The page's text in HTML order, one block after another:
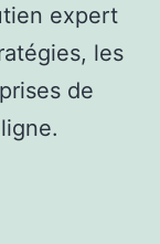
expert
les
de